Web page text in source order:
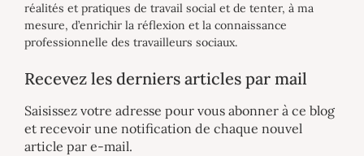
réalités et pratiques de travail social et de tenter, à ma
mesure, d’enrichir la réflexion et la connaissance
professionnelle des travailleurs sociaux.
Recevez les derniers articles par mail
Saisissez votre adresse pour vous abonner à ce blog
et recevoir une notification de chaque nouvel
article par e-mail.